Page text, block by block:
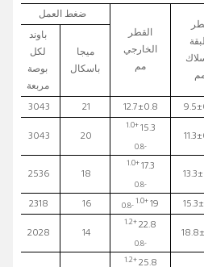
القطر
الخارجي
مم
ضغط العمل
ميجا
باسكال
باوند
لكل
بوصة
مربعة
12.7±0.8
21
3043
15.3
+1.0
-0.8
20
3043
17.3
+1.0
-0.8
18
2536
19
+1.0
-0.8
16
2318
22.8
+1.2
-0.8
14
2028
25.8
+1.2